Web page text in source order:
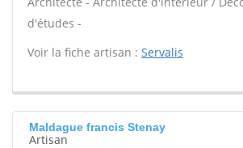
d'études -
Voir la fiche artisan : Servalis
Maldague francis Stenay
Artisan